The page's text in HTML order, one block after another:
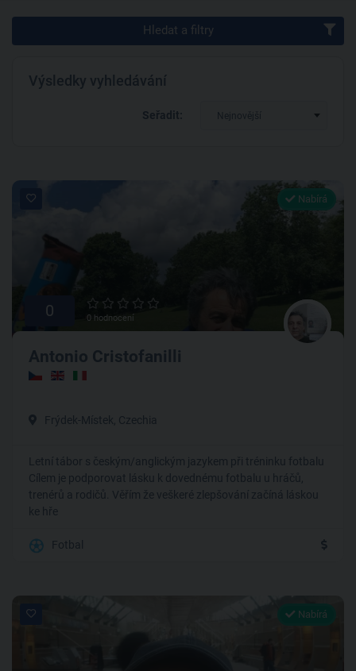
Hledat a filtry
Výsledky vyhledávání
Seřadit: Nejnovější
Nabírá
0 0 hodnocení
Antonio Cristofanilli
Frýdek-Místek, Czechia
Letní tábor s českým/anglickým jazykem při tréninku fotbalu
Cílem je podporovat lásku k dovednému fotbalu u hráčů,
trenérů a rodičů. Věřím že veškeré zlepšování začíná láskou
ke hře
Fotbal
Nabírá